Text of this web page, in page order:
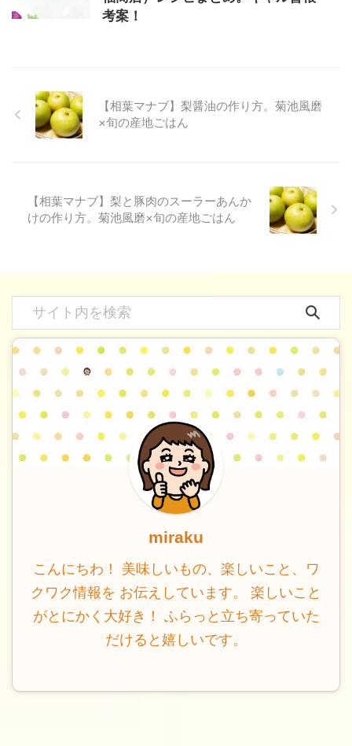
考案！
【相葉マナブ】梨醤油の作り方。菊池風磨
×旬の産地ごはん
【相葉マナブ】梨と豚肉のスーラーあんか
けの作り方。菊池風磨×旬の産地ごはん
miraku
こんにちわ！ 美味しいもの、楽しいこと、ワ
クワク情報を お伝えしています。 楽しいこと
がとにかく大好き！ ふらっと立ち寄っていた
だけると嬉しいです。